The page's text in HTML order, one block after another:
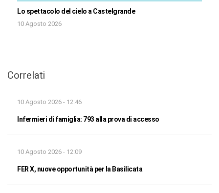
Lo spettacolo del cielo a Castelgrande
10 Agosto 2026
Correlati
10 Agosto 2026 - 12:46
Infermieri di famiglia: 793 alla prova di accesso
10 Agosto 2026 - 12:09
FER X, nuove opportunità per la Basilicata